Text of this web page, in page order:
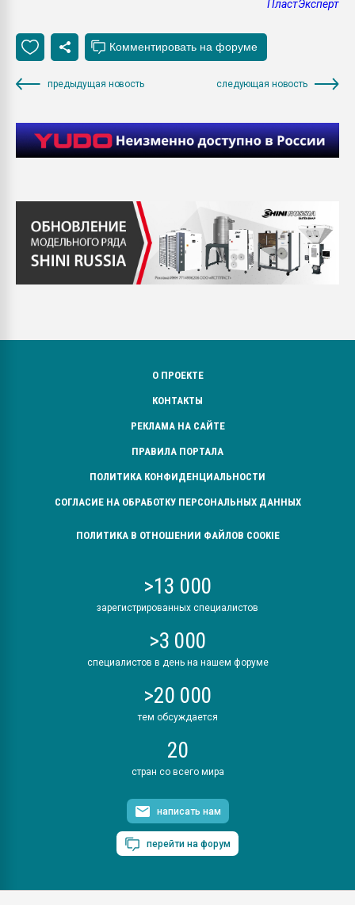
ПластЭксперт
предыдущая новость следующая новость
О ПРОЕКТЕ
КОНТАКТЫ
РЕКЛАМА НА САЙТЕ
ПРАВИЛА ПОРТАЛА
ПОЛИТИКА КОНФИДЕНЦИАЛЬНОСТИ
СОГЛАСИЕ НА ОБРАБОТКУ ПЕРСОНАЛЬНЫХ ДАННЫХ
ПОЛИТИКА В ОТНОШЕНИИ ФАЙЛОВ COOKIE
>13 000
зарегистрированных специалистов
>3 000
специалистов в день на нашем форуме
>20 000
тем обсуждается
20
стран со всего мира
написать нам
перейти на форум